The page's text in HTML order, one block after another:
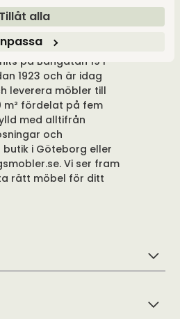
Tillåt alla
på Bangatan 19 i
1923 och är idag
leverera möbler till
m² fördelat på fem
med alltifrån
och
i Göteborg eller
Vi ser fram
rätt möbel för ditt